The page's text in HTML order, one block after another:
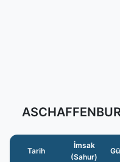
Tarih
İmsak
(Sahur)